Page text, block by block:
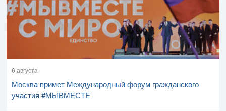
6 августа
Москва примет Международный форум гражданского
участия #МЫВМЕСТЕ